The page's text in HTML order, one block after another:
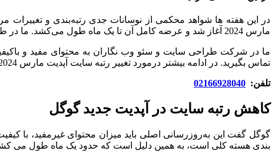
مارس 2024 آغاز شد و عرضه کامل آن تا یک ماه طول می‌کشد. ما در طی چند هفته آینده منتظر تغییرات متعدد رتبه بندی هستیم.
ما در شرکت طراحی سایت و سئو وب نگاران به محتوای مفید و
تماس بگیرید. در ادامه بیشتر درمورد تغییر رتبه سایت آپدیت مارس 2024 صحبت می کنیم.
تلفن: 02166928040
کاهش رتبه سایت در آپدیت جدید گوگل
بندی هسته کلی است، به همین دلیل است که حدود یک ماه طول می کشد